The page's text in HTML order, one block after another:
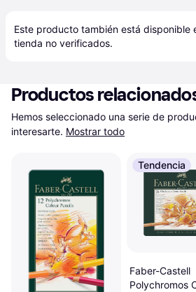
Este producto también está disponible
tienda no verificados.
Productos
Hemos seleccionado una serie de
interesarte. Mostrar todo
Tendencia
Faber-Castell
Polychromos